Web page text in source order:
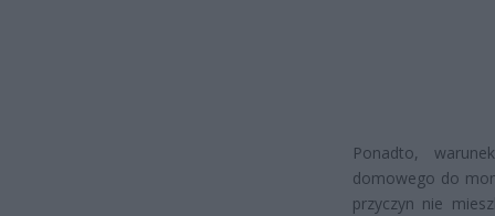
Ponadto,
domowego do
przyczyn nie